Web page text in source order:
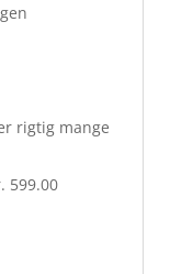
rigtig mange
599.00